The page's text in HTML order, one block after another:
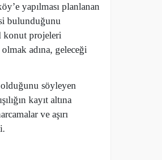
yapılması planlanan
bulunduğunu
konut projeleri
adına, geleceği
söyleyen
kayıt altına
ve aşırı